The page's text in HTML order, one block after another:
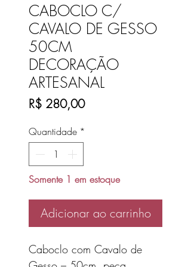
CABOCLO C/
CAVALO DE GESSO
50CM
DECORAÇÃO
ARTESANAL
R$ 280,00Preço
Quantidade *
Somente 1 em estoque
Adicionar ao carrinho
Caboclo com Cavalo de